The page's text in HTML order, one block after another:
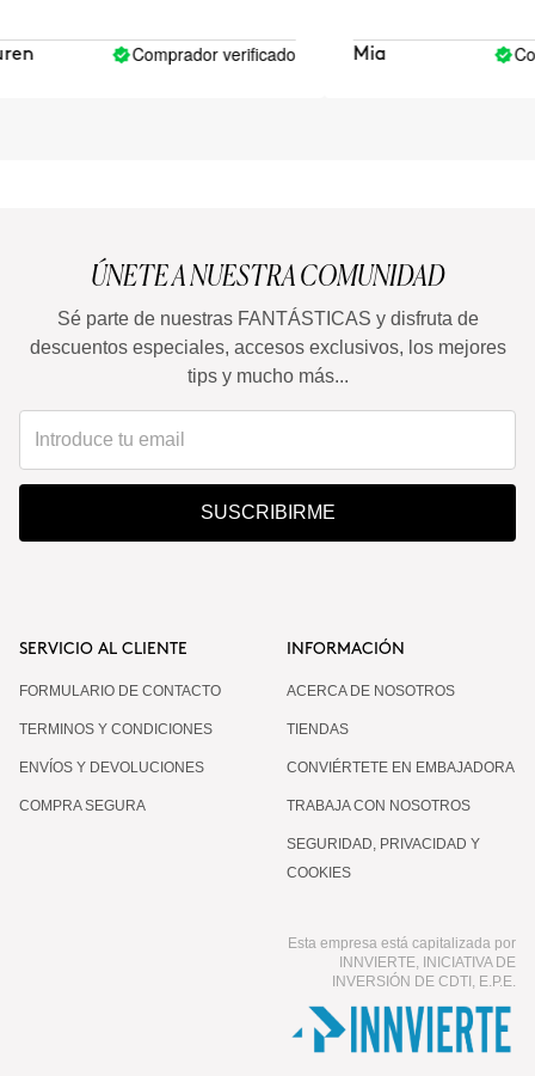
Comprador verificado Mia
ÚNETE A NUESTRA COMUNIDAD
Sé parte de nuestras FANTÁSTICAS y disfruta de
descuentos especiales, accesos exclusivos, los mejores
tips y mucho más...
SUSCRIBIRME
SERVICIO AL CLIENTE
FORMULARIO DE CONTACTO
TERMINOS Y CONDICIONES
ENVÍOS Y DEVOLUCIONES
COMPRA SEGURA
INFORMACIÓN
ACERCA DE NOSOTROS
TIENDAS
CONVIÉRTETE EN EMBAJADORA
TRABAJA CON NOSOTROS
SEGURIDAD, PRIVACIDAD Y
COOKIES
Esta empresa está capitalizada por
INNVIERTE, INICIATIVA DE
INVERSIÓN DE CDTI, E.P.E.